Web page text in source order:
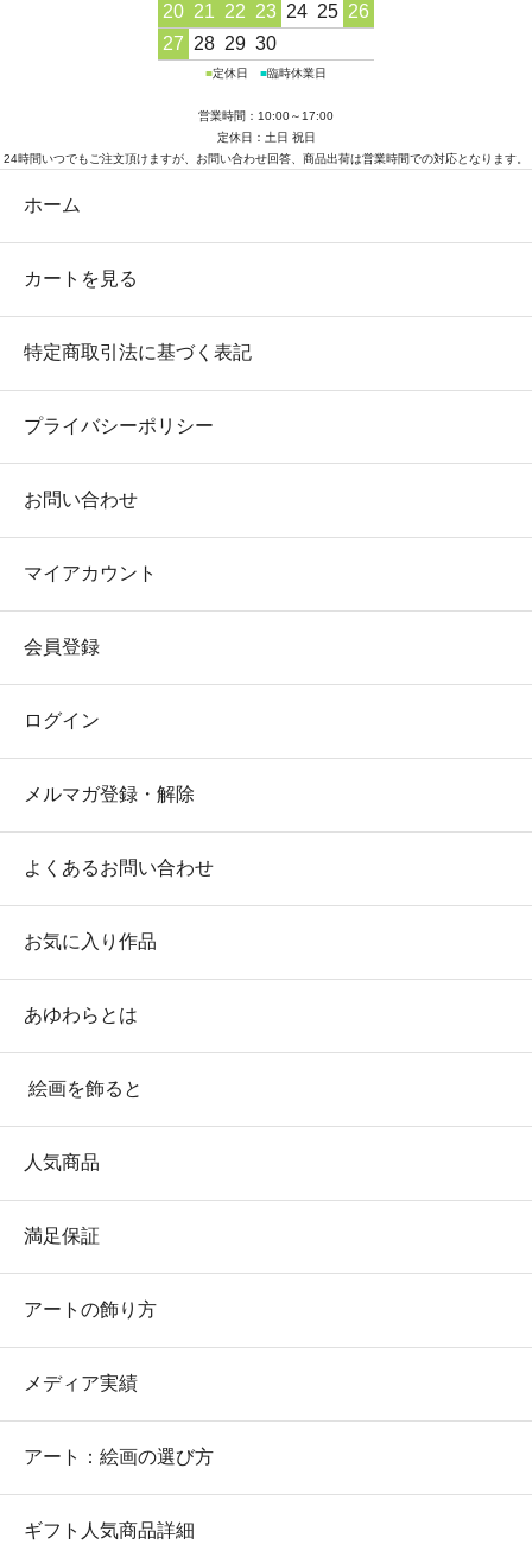
20 21 22 23 24 25 26
27 28 29 30
■定休日 ■臨時休業日
営業時間：10:00～17:00
定休日：土日 祝日
24時間いつでもご注文頂けますが、お問い合わせ回答、商品出荷は営業時間での対応となります。
ホーム
カートを見る
特定商取引法に基づく表記
プライバシーポリシー
お問い合わせ
マイアカウント
会員登録
ログイン
メルマガ登録・解除
よくあるお問い合わせ
お気に入り作品
あゆわらとは
絵画を飾ると
人気商品
満足保証
アートの飾り方
メディア実績
アート：絵画の選び方
ギフト人気商品詳細